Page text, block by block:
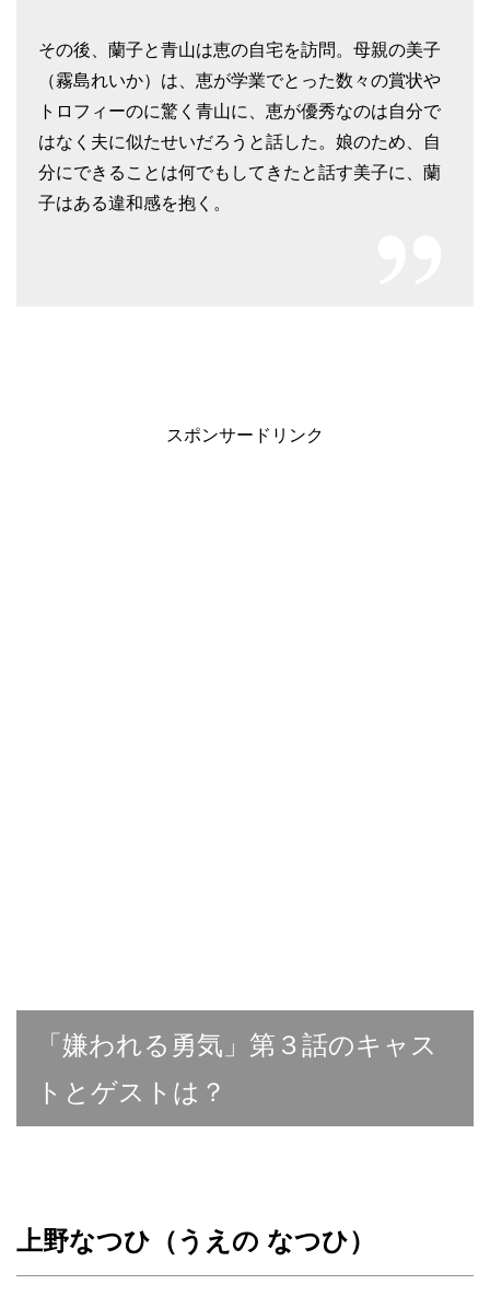
その後、蘭子と青山は恵の自宅を訪問。母親の美子
（霧島れいか）は、恵が学業でとった数々の賞状や
トロフィーのに驚く青山に、恵が優秀なのは自分で
はなく夫に似たせいだろうと話した。娘のため、自
分にできることは何でもしてきたと話す美子に、蘭
子はある違和感を抱く。
スポンサードリンク
「嫌われる勇気」第３話のキャス
トとゲストは？
上野なつひ（うえの なつひ）